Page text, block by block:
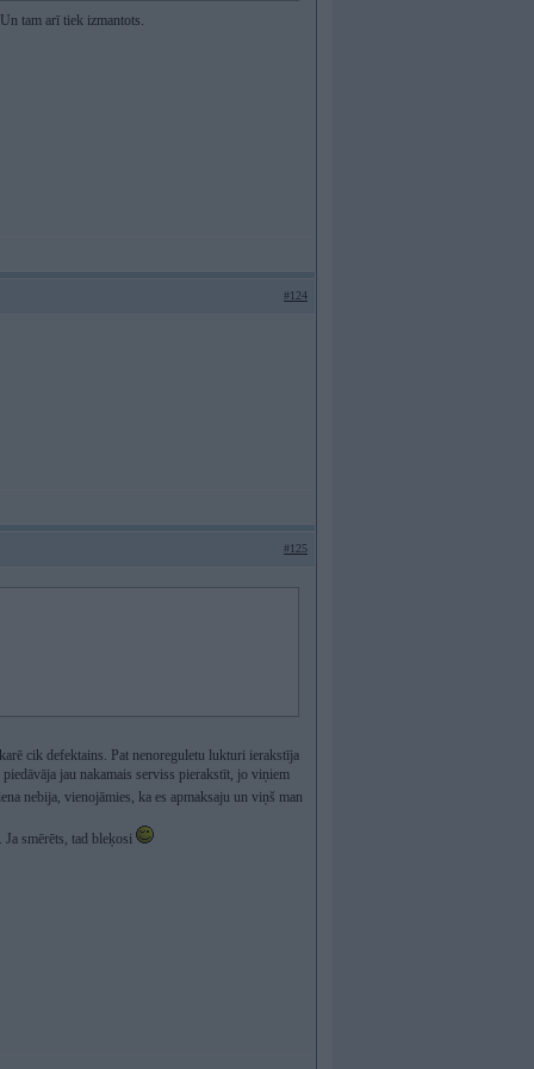
tam arī tiek izmantots.
#124
#125
cik defektains. Pat nenoreguletu lukturi ierakstīja
jau nakamais serviss pierakstīt, jo viņiem
nebija, vienojāmies, ka es apmaksaju un viņš man
Ja smērēts, tad bleķosi